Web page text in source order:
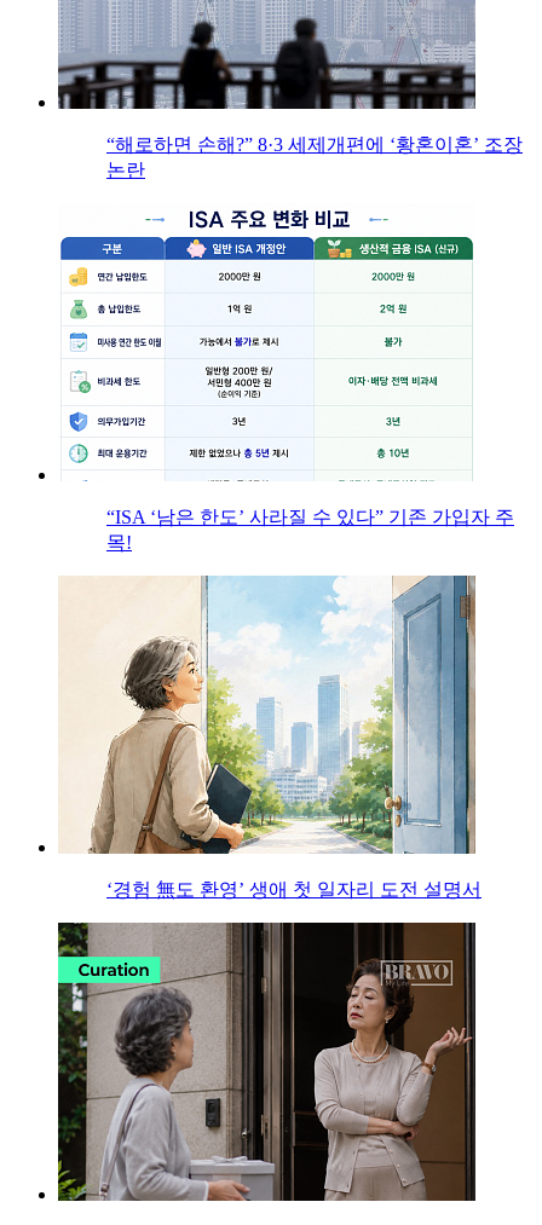
“해로하면 손해?” 8·3 세제개편에 ‘황혼이혼’ 조장
논란
“ISA ‘남은 한도’ 사라질 수 있다” 기존 가입자 주
목!
‘경험 無도 환영’ 생애 첫 일자리 도전 설명서